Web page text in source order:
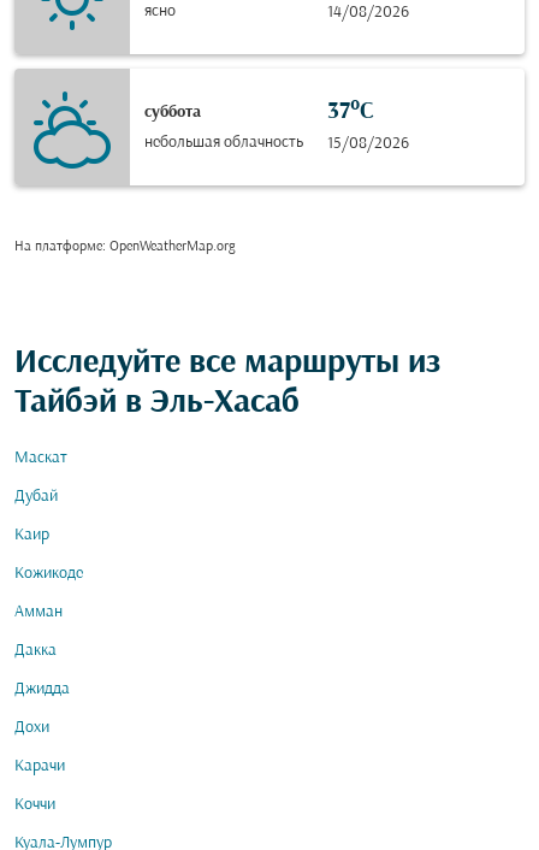
ясно
14/08/2026
суббота
небольшая облачность
37°C
15/08/2026
На платформе: OpenWeatherMap.org
Исследуйте все маршруты из
Тайбэй в Эль-Хасаб
Маскат
Дубай
Каир
Кожикоде
Амман
Дакка
Джидда
Дохи
Карачи
Коччи
Куала-Лумпур